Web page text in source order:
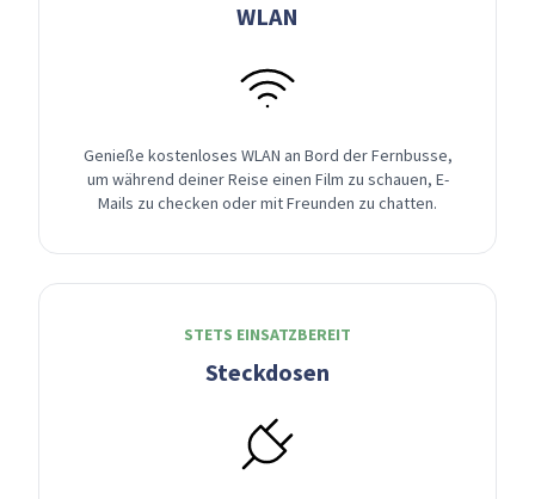
WLAN
Genieße kostenloses WLAN an Bord der Fernbusse,
um während deiner Reise einen Film zu schauen, E-
Mails zu checken oder mit Freunden zu chatten.
STETS EINSATZBEREIT
Steckdosen